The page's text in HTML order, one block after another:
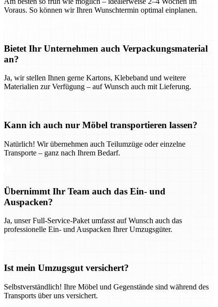
Voraus. So können wir Ihren Wunschtermin optimal einplanen.
Bietet Ihr Unternehmen auch Verpackungsmaterial
an?
Ja, wir stellen Ihnen gerne Kartons, Klebeband und weitere
Materialien zur Verfügung – auf Wunsch auch mit Lieferung.
Kann ich auch nur Möbel transportieren lassen?
Natürlich! Wir übernehmen auch Teilumzüge oder einzelne
Transporte – ganz nach Ihrem Bedarf.
Übernimmt Ihr Team auch das Ein- und
Auspacken?
Ja, unser Full-Service-Paket umfasst auf Wunsch auch das
professionelle Ein- und Auspacken Ihrer Umzugsgüter.
Ist mein Umzugsgut versichert?
Selbstverständlich! Ihre Möbel und Gegenstände sind während des
Transports über uns versichert.